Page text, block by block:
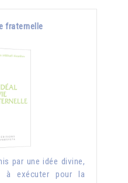
fraternelle
par une idée divine,
à exécuter pour la